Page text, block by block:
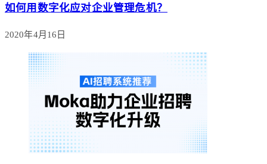
如何用数字化应对企业管理危机？
2020年4月16日